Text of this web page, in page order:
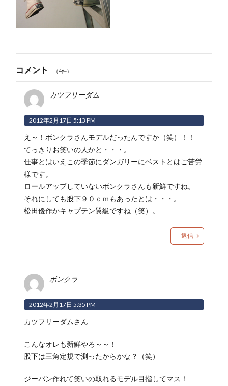
コメント （4件）
カツフリーダム
2012年2月17日 5:13 PM
え～！ボンクラさんモデルだったんですか（笑）！！
てっきりお笑いの人かと・・・ 。
仕事とはいえこの季節にダンガリーにベストとはご苦労
様です。
ロールアップしていないボンクラさんも新鮮ですね。
それにしても股下９０ｃｍもあったとは・・・。
松田優作かキャプテン翼級ですね（笑）。
返信
ボンクラ
2012年2月17日 5:35 PM
カツフリーダムさん
こんなオレも新鮮やろ～～！
股下は三角定規で測ったからかな？（笑）
ジーパン作れて笑いの取れるモデル目指してマス！